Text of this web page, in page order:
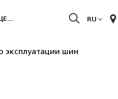
RU
эксплуатации шин